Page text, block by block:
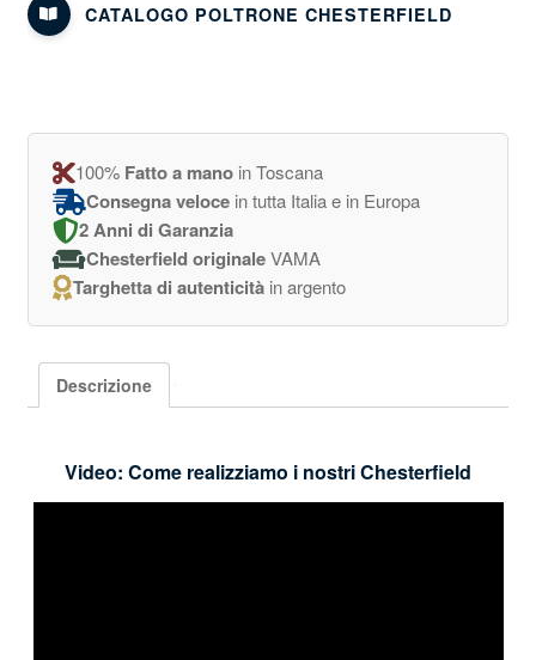
CATALOGO POLTRONE CHESTERFIELD
100% Fatto a manoin Toscana
Consegna velocein tutta Italia e in Europa
2 Anni di Garanzia
Chesterfield originaleVAMA
Targhetta di autenticitàin argento
Descrizione
Video: Come realizziamo i nostri Chesterfield